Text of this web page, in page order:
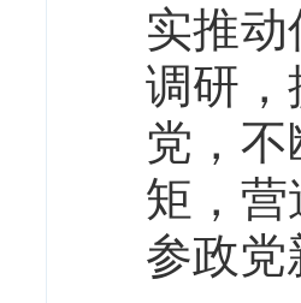
实推
调研，
党，
矩，
参政党